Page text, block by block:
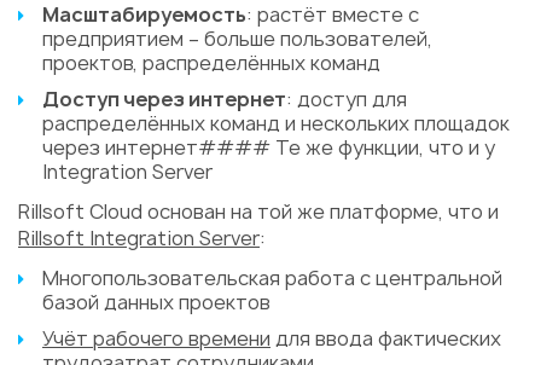
Масштабируемость: растёт вместе с
предприятием – больше пользователей,
проектов, распределённых команд
Доступ через интернет: доступ для
распределённых команд и нескольких площадок
через интернет#### Те же функции, что и у
Integration Server
Rillsoft Cloud основан на той же платформе, что и
Rillsoft Integration Server:
Многопользовательская работа с центральной
базой данных проектов
Учёт рабочего времени для ввода фактических